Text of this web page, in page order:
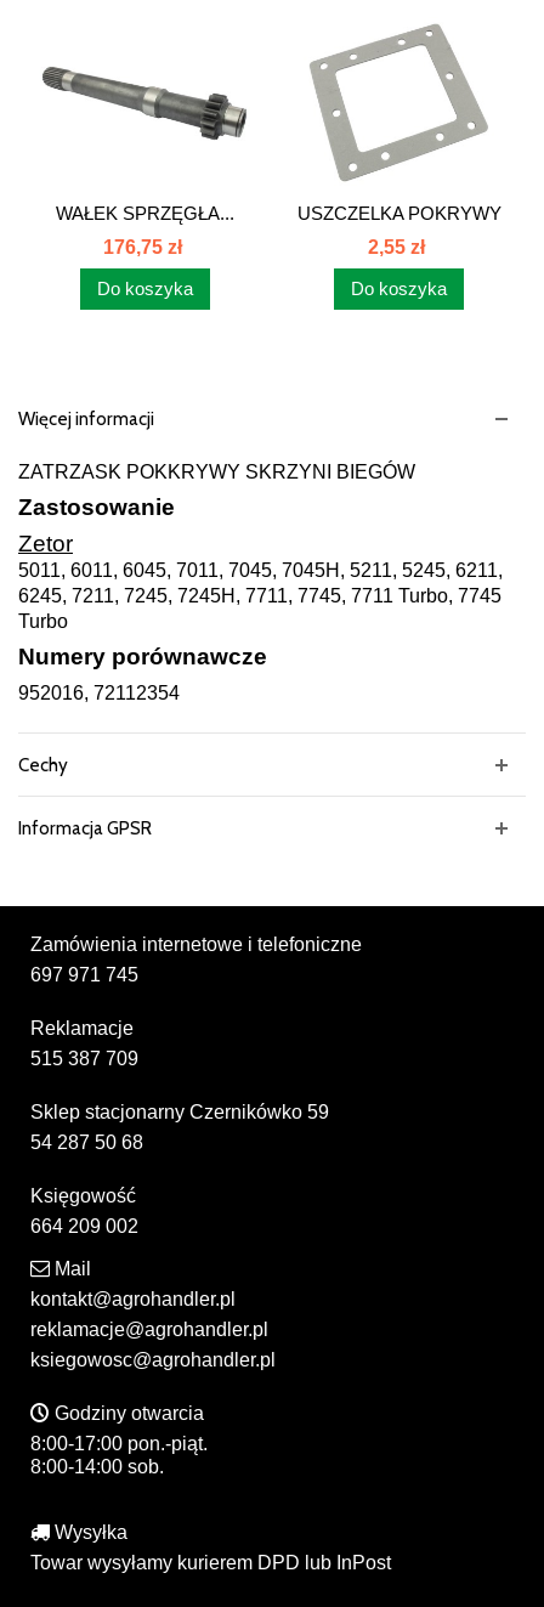
WAŁEK SPRZĘGŁA...
176,75 zł
Do koszyka
USZCZELKA POKRYWY
DOLNEJ...
2,55 zł
Do koszyka
Więcej informacji
ZATRZASK POKKRYWY SKRZYNI BIEGÓW
Zastosowanie
Zetor
5011, 6011, 6045, 7011, 7045, 7045H, 5211, 5245, 6211,
6245, 7211, 7245, 7245H, 7711, 7745, 7711 Turbo, 7745
Turbo
Numery porównawcze
952016, 72112354
Cechy
Informacja GPSR
Zamówienia internetowe i telefoniczne
697 971 745
Reklamacje
515 387 709
Sklep stacjonarny Czernikówko 59
54 287 50 68
Księgowość
664 209 002
Mail
kontakt@agrohandler.pl
reklamacje@agrohandler.pl
ksiegowosc@agrohandler.pl
Godziny otwarcia
8:00-17:00 pon.-piąt.
8:00-14:00 sob.
Wysyłka
Towar wysyłamy kurierem DPD lub InPost